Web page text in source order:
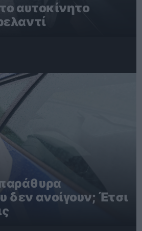
αυτοκίνητο
δεν ανοίγουν; Έτσι